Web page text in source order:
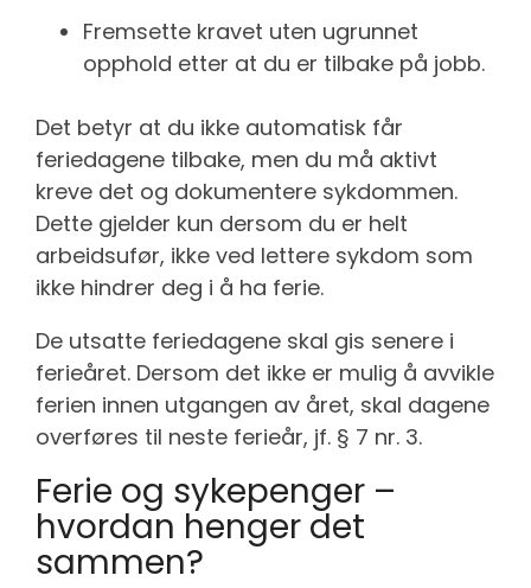
Fremsette kravet uten ugrunnet
opphold etter at du er tilbake på jobb.
Det betyr at du ikke automatisk får
feriedagene tilbake, men du må aktivt
kreve det og dokumentere sykdommen.
Dette gjelder kun dersom du er helt
arbeidsufør, ikke ved lettere sykdom som
ikke hindrer deg i å ha ferie.
De utsatte feriedagene skal gis senere i
ferieåret. Dersom det ikke er mulig å avvikle
ferien innen utgangen av året, skal dagene
overføres til neste ferieår, jf. § 7 nr. 3.
Ferie og sykepenger –
hvordan henger det
sammen?